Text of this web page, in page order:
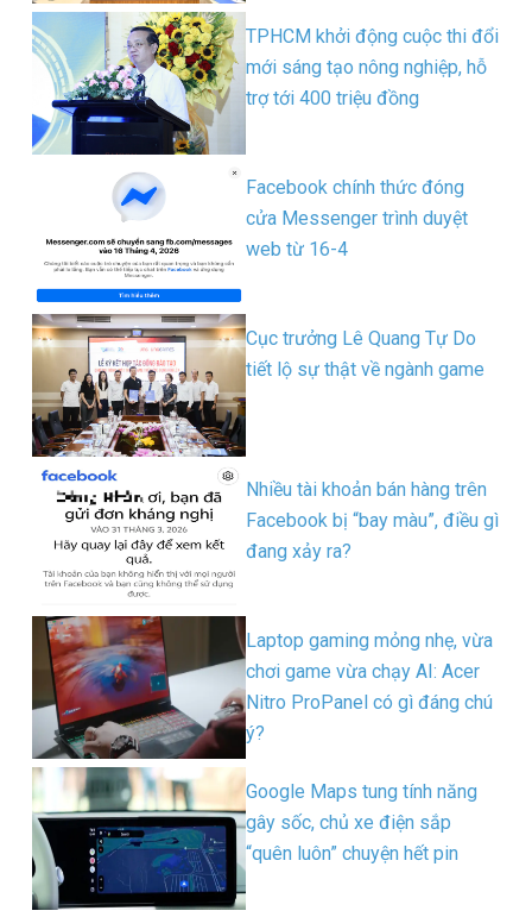
TPHCM khởi động cuộc thi đổi
mới sáng tạo nông nghiệp, hỗ
trợ tới 400 triệu đồng
Facebook chính thức đóng
cửa Messenger trình duyệt
web từ 16-4
Cục trưởng Lê Quang Tự Do
tiết lộ sự thật về ngành game
Nhiều tài khoản bán hàng trên
Facebook bị “bay màu”, điều gì
đang xảy ra?
Laptop gaming mỏng nhẹ, vừa
chơi game vừa chạy AI: Acer
Nitro ProPanel có gì đáng chú
ý?
Google Maps tung tính năng
gây sốc, chủ xe điện sắp
“quên luôn” chuyện hết pin